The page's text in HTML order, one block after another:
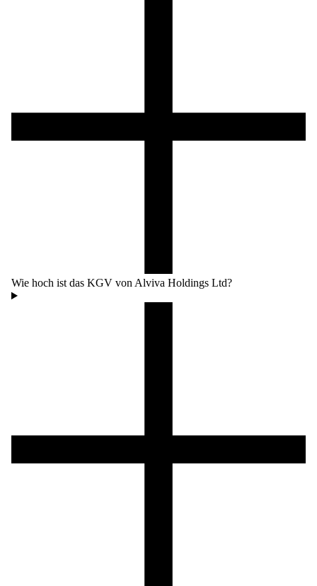
Wie hoch ist das KGV von Alviva Holdings Ltd?